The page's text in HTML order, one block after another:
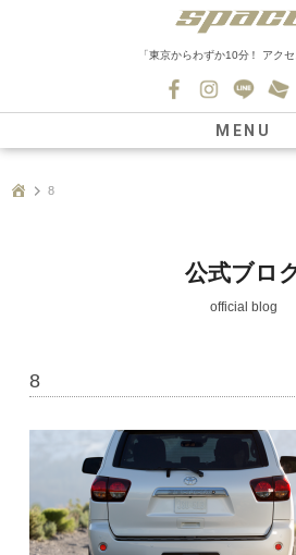
「東京からわずか10分！ アクセ
MENU
新車情報
在庫車情報
会社紹介
スタッフ募集
8
公式ブロ
official blog
8